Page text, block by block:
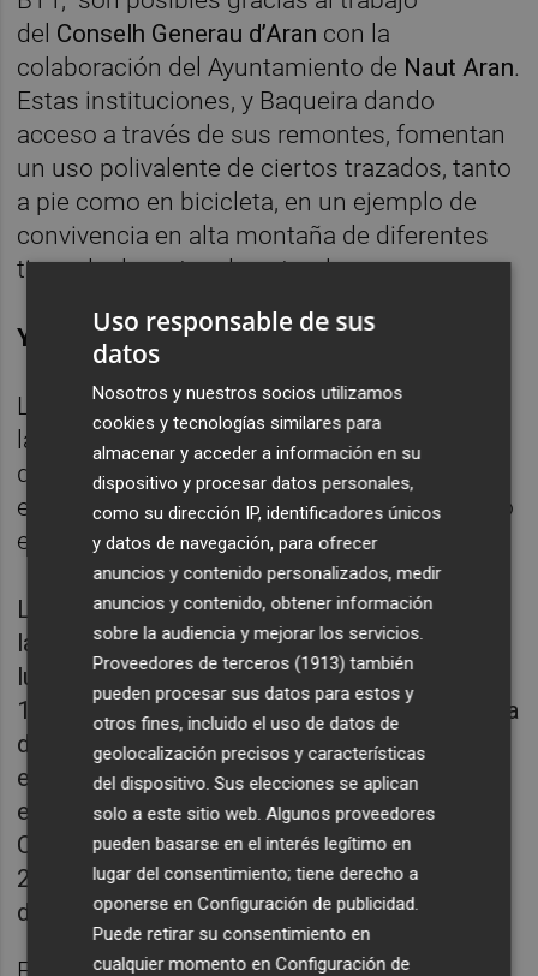
del Conselh Generau d’Aran con la
colaboración del Ayuntamiento de Naut Aran.
Estas instituciones, y Baqueira dando
acceso a través de sus remontes, fomentan
un uso polivalente de ciertos trazados, tanto
a pie como en bicicleta, en un ejemplo de
convivencia en alta montaña de diferentes
tipos de deportes de naturaleza.
Yoga, música y Perseidas
Las clases de Yoga ofrecidas por la estación
las mañanas del sábado del mes de agosto
que acaban en desayuno se han convertido
en un clásico y este verano se han impartido
en el jardín del hotel Montarto.
La actividad nocturna estrella del verano fue
la “Noche de las Perseidas” celebrada el
lunes 12 de agosto en Beret a partir de las
19.30h. Se habilitaron dos barras en la terraza
del restaurante Pla de Beret que también
estuvo abierto para cenas con un
espectacular concierto gratuito de Cash
Caravan. El TDS Clot Der Os abierto hasta las
23.30 permitió subir a las alturas a disfrutar
del fenómeno astronómico.
Uso responsable de sus
datos
Nosotros y nuestros socios utilizamos
cookies y tecnologías similares para
almacenar y acceder a información en su
dispositivo y procesar datos personales,
como su dirección IP, identificadores únicos
y datos de navegación, para ofrecer
anuncios y contenido personalizados, medir
anuncios y contenido, obtener información
sobre la audiencia y mejorar los servicios.
Proveedores de terceros (1913) también
pueden procesar sus datos para estos y
otros fines, incluido el uso de datos de
geolocalización precisos y características
del dispositivo. Sus elecciones se aplican
solo a este sitio web. Algunos proveedores
pueden basarse en el interés legítimo en
lugar del consentimiento; tiene derecho a
oponerse enConfiguración de publicidad.
Puede retirar su consentimiento en
cualquier momento enConfiguración de